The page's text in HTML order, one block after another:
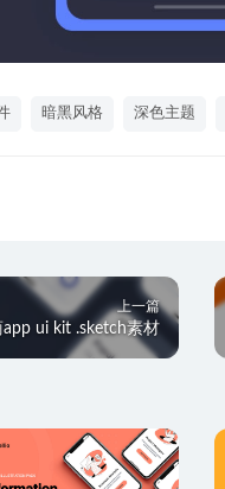
暗黑风格 深色主题
上一篇
ui kit .sketch素材